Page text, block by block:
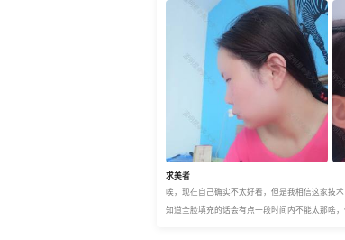
求美者
唉，现在自己确实不太好看，但是我相信这家技
知道全脸填充的话会有点一段时间内不能太那啥，